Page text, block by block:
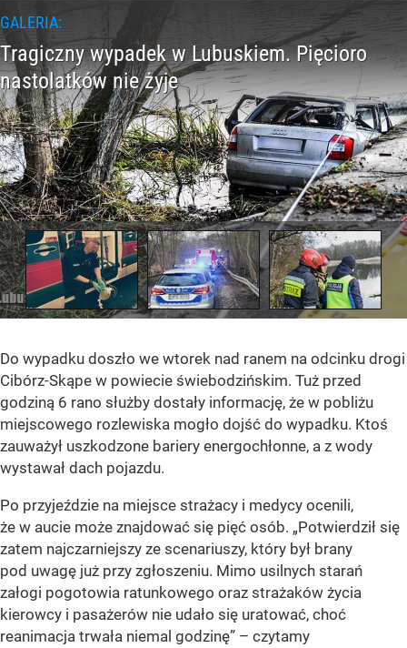
Do wypadku doszło we wtorek nad ranem na odcinku drogi
Cibórz-Skąpe w powiecie świebodzińskim. Tuż przed
godziną 6 rano służby dostały informację, że w pobliżu
miejscowego rozlewiska mogło dojść do wypadku. Ktoś
zauważył uszkodzone bariery energochłonne, a z wody
wystawał dach pojazdu.
Po przyjeździe na miejsce strażacy i medycy ocenili,
że w aucie może znajdować się pięć osób. „Potwierdził się
zatem najczarniejszy ze scenariuszy, który był brany
pod uwagę już przy zgłoszeniu. Mimo usilnych starań
załogi pogotowia ratunkowego oraz strażaków życia
kierowcy i pasażerów nie udało się uratować, choć
reanimacja trwała niemal godzinę” – czytamy